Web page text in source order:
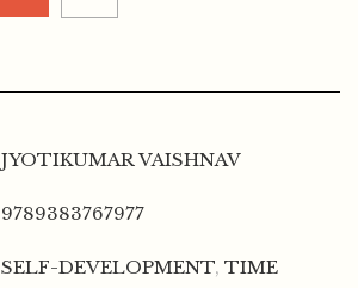
JYOTIKUMAR VAISHNAV
9789383767977
SELF-DEVELOPMENT, TIME